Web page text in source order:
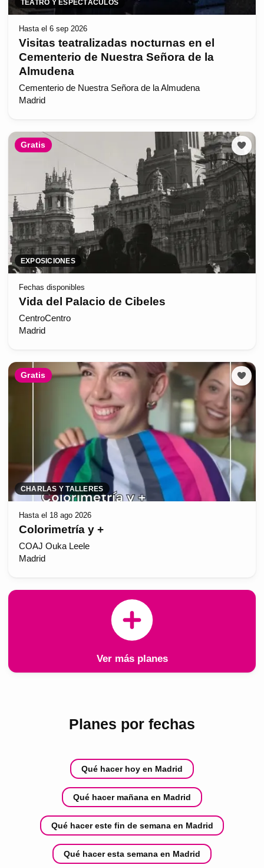
TEATRO Y ESPECTÁCULOS
Hasta el 6 sep 2026
Visitas teatralizadas nocturnas en el
Cementerio de Nuestra Señora de la
Almudena
Cementerio de Nuestra Señora de la Almudena
Madrid
Gratis
EXPOSICIONES
Fechas disponibles
Vida del Palacio de Cibeles
CentroCentro
Madrid
Gratis
CHARLAS Y TALLERES
Hasta el 18 ago 2026
Colorimetría y +
COAJ Ouka Leele
Madrid
Ver más planes
Planes por fechas
Qué hacer hoy en Madrid
Qué hacer mañana en Madrid
Qué hacer este fin de semana en Madrid
Qué hacer esta semana en Madrid